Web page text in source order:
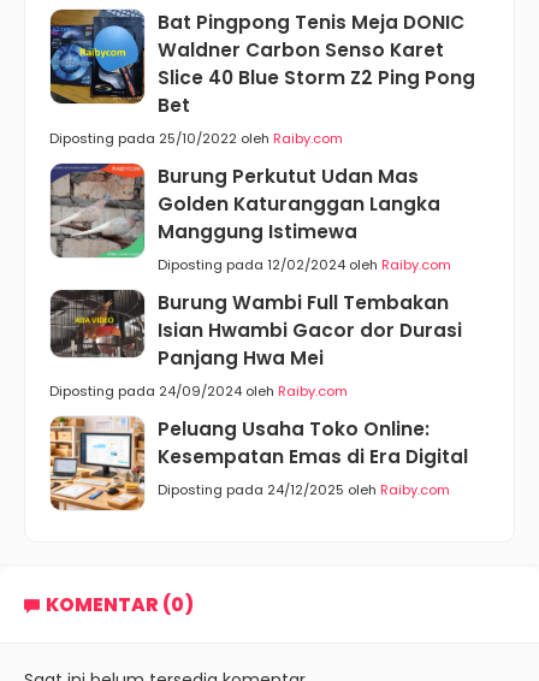
Bat Pingpong Tenis Meja DONIC
Waldner Carbon Senso Karet
Slice 40 Blue Storm Z2 Ping Pong
Bet
Diposting pada 25/10/2022 oleh Raiby.com
Burung Perkutut Udan Mas
Golden Katuranggan Langka
Manggung Istimewa
Diposting pada 12/02/2024 oleh Raiby.com
Burung Wambi Full Tembakan
Isian Hwambi Gacor dor Durasi
Panjang Hwa Mei
Diposting pada 24/09/2024 oleh Raiby.com
Peluang Usaha Toko Online:
Kesempatan Emas di Era Digital
Diposting pada 24/12/2025 oleh Raiby.com
KOMENTAR (0)